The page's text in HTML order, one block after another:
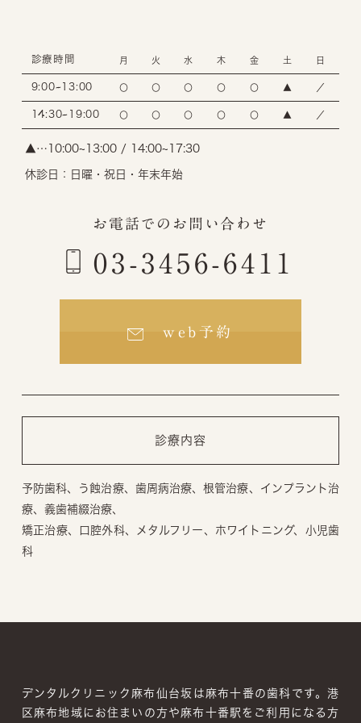
診療時間 月 火 水 木 金 土 日
9:00~13:00 〇 〇 〇 〇 〇 ▲ ／
14:30~19:00 〇 〇 〇 〇 〇 ▲ ／
▲…10:00~13:00 / 14:00~17:30
休診日：日曜・祝日・年末年始
お電話でのお問い合わせ
03-3456-6411
web予約
診療内容
予防歯科、う蝕治療、歯周病治療、根管治療、インプラント治
療、義歯補綴治療、
矯正治療、口腔外科、メタルフリー、ホワイトニング、小児歯
科
デンタルクリニック麻布仙台坂は麻布十番の歯科です。港
区麻布地域にお住まいの方や麻布十番駅をご利用になる方